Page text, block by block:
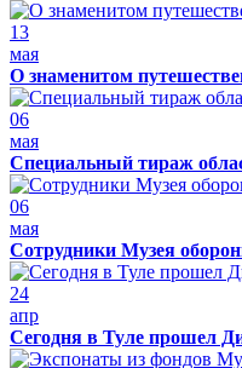
13
мая
О знаменитом
06
мая
Специальный тираж
06
мая
Сотрудники Музея
24
апр
Сегодня в Туле прошел